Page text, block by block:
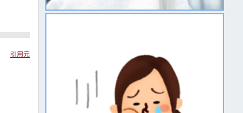
引用元